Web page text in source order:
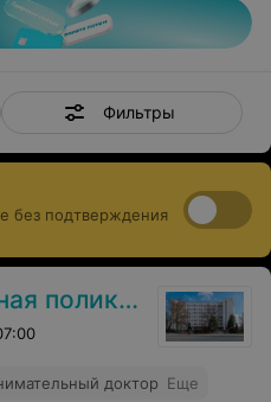
Фильтры
без подтверждения
доктор Еще